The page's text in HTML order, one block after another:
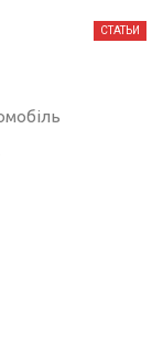
СТАТЬИ